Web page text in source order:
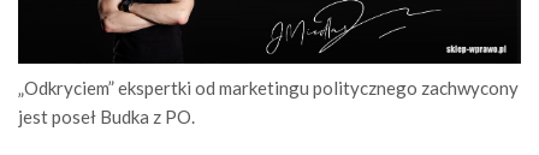
„Odkryciem” ekspertki od marketingu politycznego zachwycony
jest poseł Budka z PO.